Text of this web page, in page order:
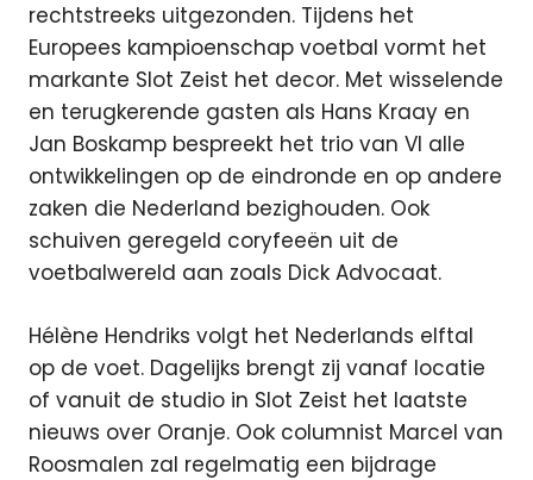
rechtstreeks uitgezonden. Tijdens het
Europees kampioenschap voetbal vormt het
markante Slot Zeist het decor. Met wisselende
en terugkerende gasten als Hans Kraay en
Jan Boskamp bespreekt het trio van VI alle
ontwikkelingen op de eindronde en op andere
zaken die Nederland bezighouden. Ook
schuiven geregeld coryfeeën uit de
voetbalwereld aan zoals Dick Advocaat.
Hélène Hendriks volgt het Nederlands elftal
op de voet. Dagelijks brengt zij vanaf locatie
of vanuit de studio in Slot Zeist het laatste
nieuws over Oranje. Ook columnist Marcel van
Roosmalen zal regelmatig een bijdrage